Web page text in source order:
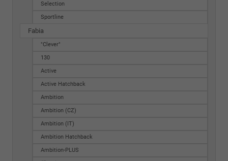
Selection
Sportline
Fabia
"Clever"
130
Active
Active Hatchback
Ambition
Ambition (CZ)
Ambition (IT)
Ambition Hatchback
Ambition-PLUS